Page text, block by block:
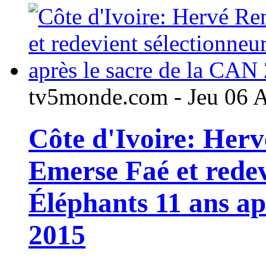
tv5monde.com - Jeu 06
Côte d'Ivoire:
Emerse Faé et
Éléphants 11 ans
2015